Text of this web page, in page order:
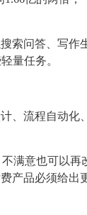
索问答、写作
量任务。
、流程自动化
满意也可以再
产品必须给出